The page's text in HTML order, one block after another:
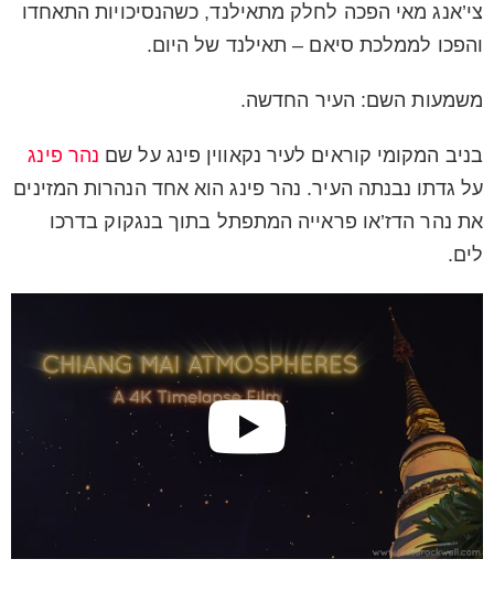
צי’אנג מאי הפכה לחלק מתאילנד, כשהנסיכויות התאחדו
והפכו לממלכת סיאם – תאילנד של היום.
משמעות השם: העיר החדשה.
בניב המקומי קוראים לעיר נקאווין פינג על שם נהר פינג
על גדתו נבנתה העיר. נהר פינג הוא אחד הנהרות המזינים
את נהר הדז’או פראייה המתפתל בתוך בנגקוק בדרכו
לים.